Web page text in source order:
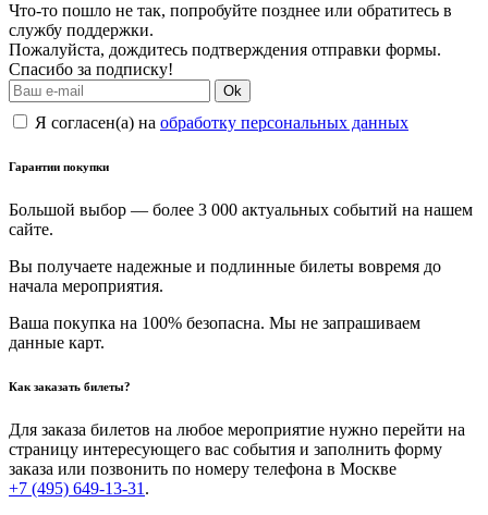
Что-то пошло не так, попробуйте позднее или обратитесь в
службу поддержки.
Пожалуйста, дождитесь подтверждения отправки формы.
Спасибо за подписку!
Ok
Я согласен(а) на обработку персональных данных
Гарантии покупки
Большой выбор — более 3 000 актуальных событий на нашем
сайте.
Вы получаете надежные и подлинные билеты вовремя до
начала мероприятия.
Ваша покупка на 100% безопасна. Мы не запрашиваем
данные карт.
Как заказать билеты?
Для заказа билетов на любое мероприятие нужно перейти на
страницу интересующего вас события и заполнить форму
заказа или позвонить по номеру телефона в Москве
+7 (495) 649-13-31 .